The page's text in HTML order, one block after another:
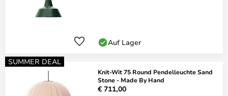
Auf Lager
SUMMER DEAL
Knit-Wit 75 Round Pendelleuchte Sand
Stone - Made By Hand
€ 711,00